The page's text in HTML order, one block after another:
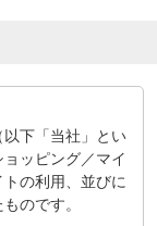
下「当社」とい
ッピング／マイ
の利用、並びに
のです。